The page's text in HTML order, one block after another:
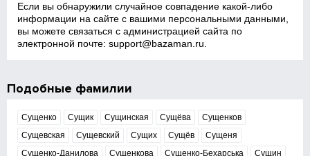
Если вы обнаружили случайное совпадение какой‑либо
информации на сайте с вашими персональными данными,
вы можете связаться с администрацией сайта по
электронной почте:support@bazaman.ru
Подобные фамилии
Сущенко Сущик Сущинская Сущёва
Сущенков
Сущевская
Сущевский Сущих Сущёв
Сущеня
Сущенко-Данилова
Сущенкова Сущенко-Бехарська
Сущин